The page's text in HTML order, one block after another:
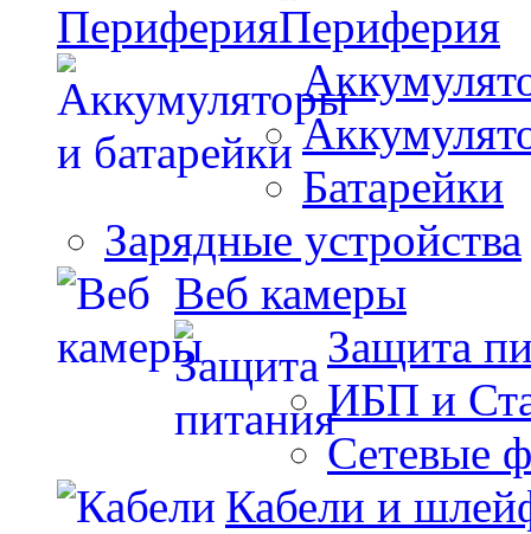
Периферия
Батарейки
Зарядные устройства
Веб камеры
Защита
ИБП и
Сетевые
Кабели и